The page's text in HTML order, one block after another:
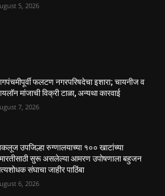
5, 2026
फलटण नगरपरिषदेचा इशारा; चायनीज व
मांजाची विक्री टाळा, अन्यथा कारवाई
7, 2026
उपजिल्हा रुग्णालयाच्या १०० खाटांच्या
सुरू असलेल्या आमरण उपोषणाला बहुजन
संघाचा जाहीर पाठिंबा
6, 2026